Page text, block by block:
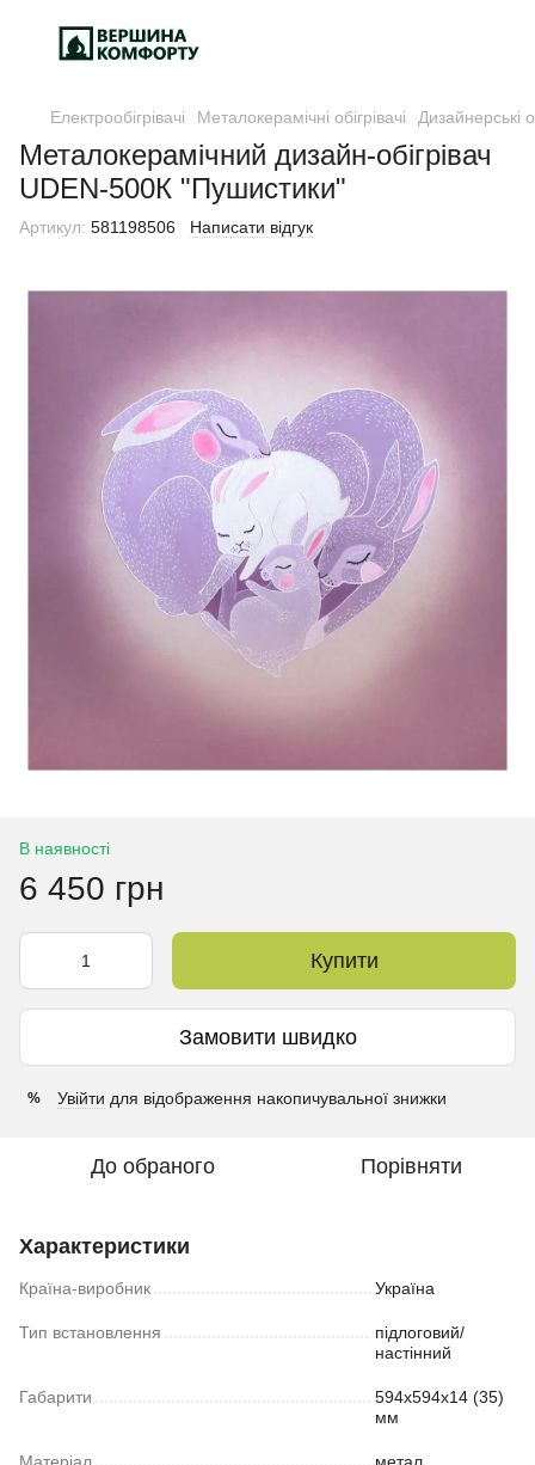
Електрообігрівачі Металокерамічні обігрівачі Дизайнерські
Металокерамічний дизайн-обігрівач
UDEN-500К "Пушистики"
Артикул: 581198506 Написати відгук
В наявності
6 450 грн
Купити
Замовити швидко
% Увійти для відображення накопичувальної знижки
До обраного Порівняти
Характеристики
Країна-виробник Україна
Тип встановлення
підлоговий/
настінний
Габарити
594х594х14 (35)
мм